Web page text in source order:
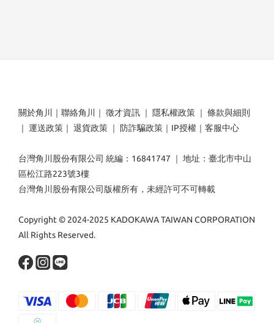
關於角川 ｜ 聯絡角川 ｜ 徵才資訊 ｜ 隱私權政策 ｜ 條款與細則
｜ 運送政策 ｜ 退貨政策 ｜ 防詐騙政策 ｜ IP授權 ｜ 客服中心
台灣角川股份有限公司 統編：16841747 ｜ 地址：臺北市中山
區松江路223號3樓
台灣角川股份有限公司版權所有，未經許可不可轉載
Copyright © 2024-2025 KADOKAWA TAIWAN CORPORATION
All Rights Reserved.